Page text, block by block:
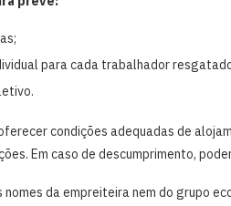
para cada trabalhador
condições adequadas de
Em caso de descumprimento,
da empreiteira nem do grupo